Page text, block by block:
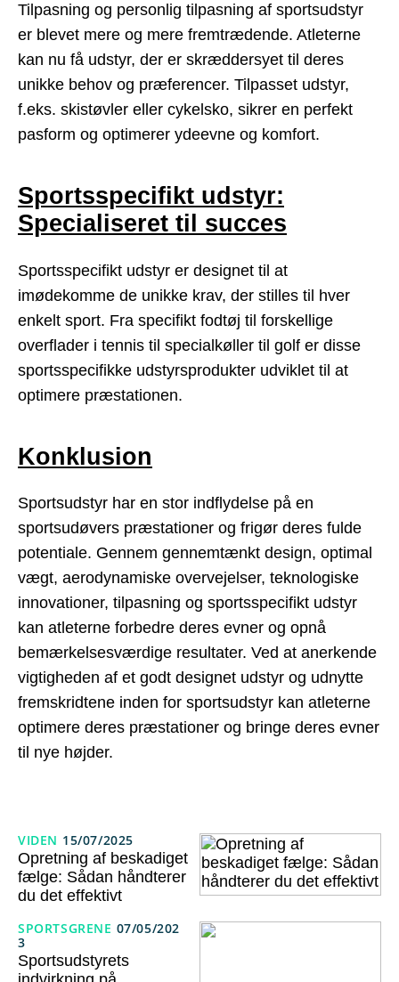
Tilpasning og personlig tilpasning af sportsudstyr
er blevet mere og mere fremtrædende. Atleterne
kan nu få udstyr, der er skræddersyet til deres
unikke behov og præferencer. Tilpasset udstyr,
f.eks. skistøvler eller cykelsko, sikrer en perfekt
pasform og optimerer ydeevne og komfort.
Sportsspecifikt udstyr:
Specialiseret til succes
Sportsspecifikt udstyr er designet til at
imødekomme de unikke krav, der stilles til hver
enkelt sport. Fra specifikt fodtøj til forskellige
overflader i tennis til specialkøller til golf er disse
sportsspecifikke udstyrsprodukter udviklet til at
optimere præstationen.
Konklusion
Sportsudstyr har en stor indflydelse på en
sportsudøvers præstationer og frigør deres fulde
potentiale. Gennem gennemtænkt design, optimal
vægt, aerodynamiske overvejelser, teknologiske
innovationer, tilpasning og sportsspecifikt udstyr
kan atleterne forbedre deres evner og opnå
bemærkelsesværdige resultater. Ved at anerkende
vigtigheden af et godt designet udstyr og udnytte
fremskridtene inden for sportsudstyr kan atleterne
optimere deres præstationer og bringe deres evner
til nye højder.
VIDEN 15/07/2025
Opretning af beskadiget
fælge: Sådan håndterer
du det effektivt
SPORTSGRENE 07/05/202
3
Sportsudstyrets